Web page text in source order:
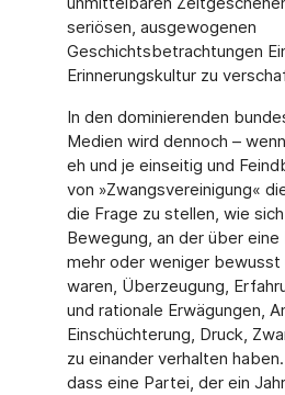
seriösen, ausgewogenen
Geschichtsbetrachtungen
Erinnerungskultur zu
In den dominierenden
Medien wird dennoch –
eh und je einseitig und
von »Zwangsvereinigung«
die Frage zu stellen, wie
Bewegung, an der über eine
mehr oder weniger
waren, Überzeugung,
und rationale Erwägungen,
Einschüchterung, Druck,
zu einander verhalten
dass eine Partei, der ein